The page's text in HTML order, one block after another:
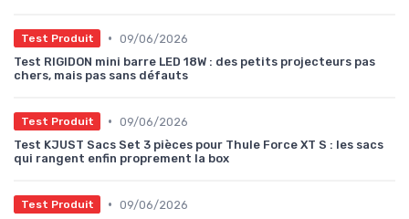
Test Produit • 09/06/2026
Test RIGIDON mini barre LED 18W : des petits projecteurs pas
chers, mais pas sans défauts
Test Produit • 09/06/2026
Test KJUST Sacs Set 3 pièces pour Thule Force XT S : les sacs
qui rangent enfin proprement la box
Test Produit • 09/06/2026